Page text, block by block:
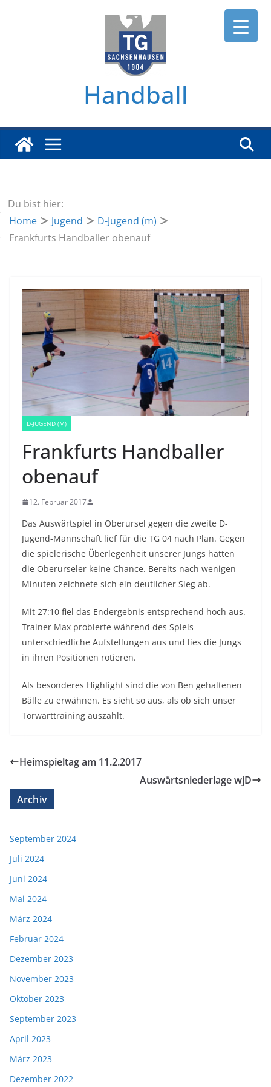
Handball
Du bist hier:
Home
Jugend
D-Jugend (m)
Frankfurts Handballer obenauf
D-JUGEND (M)
Frankfurts Handballer
obenauf
12. Februar 2017
Das Auswärtspiel in Oberursel gegen die zweite D-
Jugend-Mannschaft lief für die TG 04 nach Plan. Gegen
die spielerische Überlegenheit unserer Jungs hatten
die Oberurseler keine Chance. Bereits nach wenigen
Minuten zeichnete sich ein deutlicher Sieg ab.
Mit 27:10 fiel das Endergebnis entsprechend hoch aus.
Trainer Max probierte während des Spiels
unterschiedliche Aufstellungen aus und lies die Jungs
in ihren Positionen rotieren.
Als besonderes Highlight sind die von Ben gehaltenen
Bälle zu erwähnen. Es sieht so aus, als ob sich unser
Torwarttraining auszahlt.
Heimspieltag am 11.2.2017
Auswärtsniederlage wjD
Archiv
September 2024
Juli 2024
Juni 2024
Mai 2024
März 2024
Februar 2024
Dezember 2023
November 2023
Oktober 2023
September 2023
April 2023
März 2023
Dezember 2022